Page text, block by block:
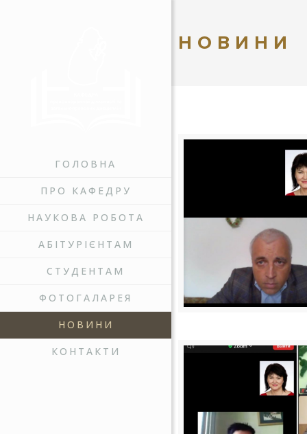
ГОЛОВНА
ПРО КАФЕДРУ
НАУКОВА РОБОТА
АБІТУРІЄНТАМ
СТУДЕНТАМ
ФОТОГАЛАРЕЯ
НОВИНИ
КОНТАКТИ
НОВИНИ